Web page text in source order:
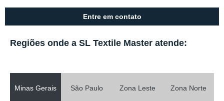
Entre em contato
Regiões onde a SL Textile Master atende:
Minas Gerais São Paulo Zona Leste Zona Norte